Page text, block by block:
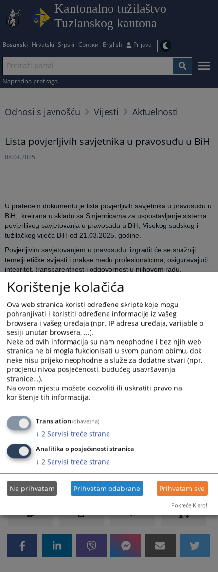
Kantonalno tužilaštvo
Tuzlanskog kantona
Bosanski Hrvatski Srpski Српски English Prijava
Napredna pretraga
Odnosi s javnošću Vijesti Aktuelnosti
Lista povjerljivih savjetnika u pravosuđu u BiH
08.04.2025.
U pratećem dokumentu je lista povjerljivih savjetnika u pravosuđu u
BiH, kreirana u skladu sa Smjernicama za uspostavljanje sistema
povjerljivog savjetovanja u pravosuđu u BiH, Visokog sudskog i
tužilačkog vijeća BiH od 21.03.2025. godine.
Povjerljivim savjetovanjem u pravosuđu, izgradit će se snažniji
temelji etičke svijesti i prakse među profesionalcima, osiguravajući
integritet, transparentnost i odgovornost u njihovom radu.
Povjerljivi savjetnici će svojim radom pružiti podršku sudijama i
tužiocima po potrebi, a doprinijet će i boljem razumijevanju
temeljnih etičkih principa i njihove primjene u radu nosilaca
pravosudnih funkcija, kao i razvijanju strategija za efikasno
rješavanje etičkih dilema.
Prikazana vijest je na: Bosanski jezik
Prateći dokumenti
LISTA POVJERLJIVIH SAVJETNIKA
397PREGLEDA
Korištenje kolačića
Ova web stranica koristi određene skripte koje mogu
pohranjivati i koristiti određene informacije iz vašeg
browsera i vašeg uređaja (npr. IP adresa uređaja, varijable o
sesiji unutar browsera, ...).
Neke od ovih informacija su nam neophodne i bez njih web
stranica ne bi mogla fukcionisati u svom punom obimu, dok
neke nisu prijeko neophodne a služe za dodatne stvari (npr.
procjenu nivoa posjećenosti, budućeg usavršavanja
stranice...).
Na ovom mjestu možete dozvoliti ili uskratiti pravo na
korištenje tih informacija.
Translation(obavezna)
↓ 2 Servisi treće strane
Analitika o posjećenosti stranica
↓ 2 Servisi treće strane
Ne prihvatam Prihvatam odabrane Prihvatam sve
Pokreće Klaro!